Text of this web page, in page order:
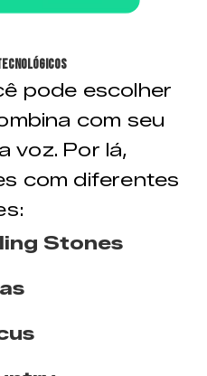
pode escolher
com seu
voz. Por lá,
com diferentes
Stones